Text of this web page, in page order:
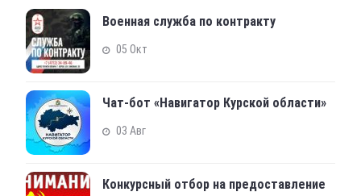
Военная служба по контракту
05 Окт
Чат-бот «Навигатор Курской области»
03 Авг
Конкурсный отбор на предоставление